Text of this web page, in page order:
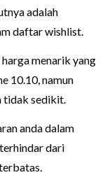
adalah
daftar wishlist.
menarik yang
10.10, namun
tidak sedikit.
anda dalam
dari